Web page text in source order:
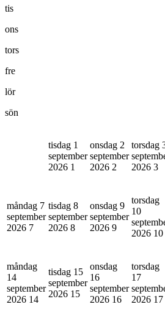
tis
ons
tors
fre
lör
sön
tisdag 1
september
2026 1
onsdag 2
september
2026 2
torsdag
2026 3
måndag 7
september
2026 7
tisdag 8
september
2026 8
onsdag 9
september
2026 9
torsdag
10
2026 10
måndag
14
september
2026 14
tisdag 15
september
2026 15
onsdag
16
september
2026 16
torsdag
17
2026 17